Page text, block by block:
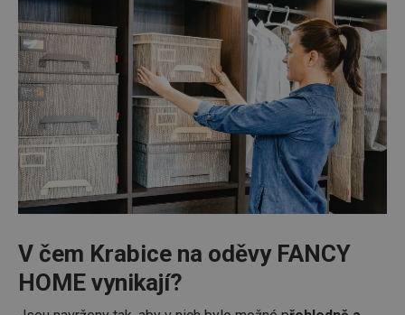
V čem Krabice na oděvy FANCY
HOME vynikají?